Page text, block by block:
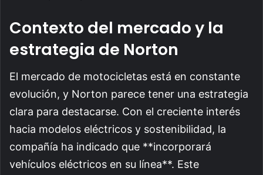
Contexto del mercado y la
estrategia de Norton
El mercado de motocicletas está en constante
evolución, y Norton parece tener una estrategia
clara para destacarse. Con el creciente interés
hacia modelos eléctricos y sostenibilidad, la
compañía ha indicado que **incorporará
vehículos eléctricos en su línea**. Este